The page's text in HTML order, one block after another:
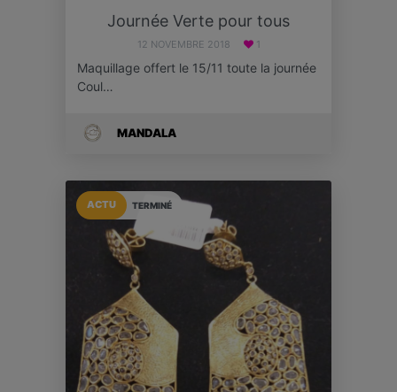
Journée Verte pour tous
12 NOVEMBRE 2018 1
Maquillage offert le 15/11 toute la journée
Coul…
MANDALA
TERMINÉ
ACTU